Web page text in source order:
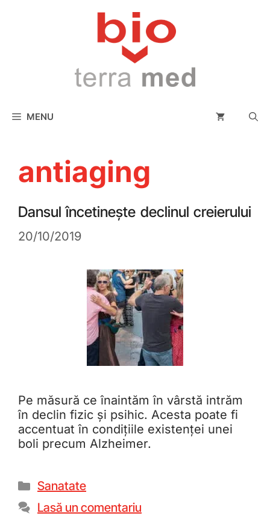
MENU
antiaging
Dansul încetinește declinul creierului
20/10/2019
Pe măsură ce înaintăm în vârstă intrăm
în declin fizic și psihic. Acesta poate fi
accentuat în condițiile existenței unei
boli precum Alzheimer.
Sanatate
Lasă un comentariu